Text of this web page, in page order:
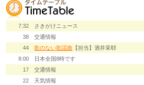
7:32
さきがけニュース
38
交通情報
44
歌のない歌謡曲 【担当】酒井茉耶
8:00
日本全国8時です
17
交通情報
22
天気情報